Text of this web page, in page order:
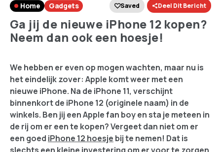
Home Gadgets Saved Deel Dit Bericht
Ga jij de nieuwe iPhone 12 kopen?
Neem dan ook een hoesje!
We hebben er even op mogen wachten, maar nu is
het eindelijk zover: Apple komt weer met een
nieuwe iPhone. Na de iPhone 11, verschijnt
binnenkort de iPhone 12 (originele naam) in de
winkels. Ben jij een Apple fan boy en sta je meteen in
de rij om er een te kopen? Vergeet dan niet om er
een goed iPhone 12 hoesje bij te nemen! Dat is